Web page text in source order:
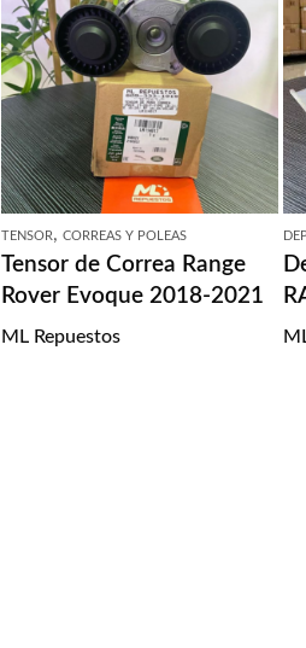
TENSOR,CORREAS Y POLEAS
Tensor de Correa Range
Rover Evoque 2018-2021
ML Repuestos